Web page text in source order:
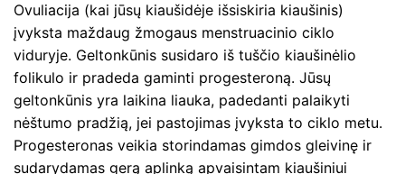
Ovuliacija (kai jūsų kiaušidėje išsiskiria kiaušinis)
įvyksta maždaug žmogaus menstruacinio ciklo
viduryje. Geltonkūnis susidaro iš tuščio kiaušinėlio
folikulo ir pradeda gaminti progesteroną. Jūsų
geltonkūnis yra laikina liauka, padedanti palaikyti
nėštumo pradžią, jei pastojimas įvyksta to ciklo metu.
Progesteronas veikia storindamas gimdos gleivinę ir
sudarydamas gerą aplinką apvaisintam kiaušiniui